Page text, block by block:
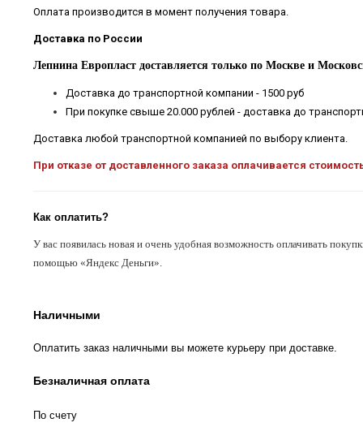
Оплата производится в момент получения товара.
Доставка по России
Лепнина Европласт доставляется только по Москве и
Доставка до транспортной компании - 1500 руб
При покупке свыше 20.000 рублей - доставка до
Доставка любой транспортной компанией по выбору клиента.
При отказе от доставленного заказа оплачивается
Как оплатить?
У вас появилась новая и очень удобная возможность оплачивать
помощью «Яндекс Деньги».
Наличными
Оплатить заказ наличными вы можете курьеру при доставке.
Безналичная оплата
По счету